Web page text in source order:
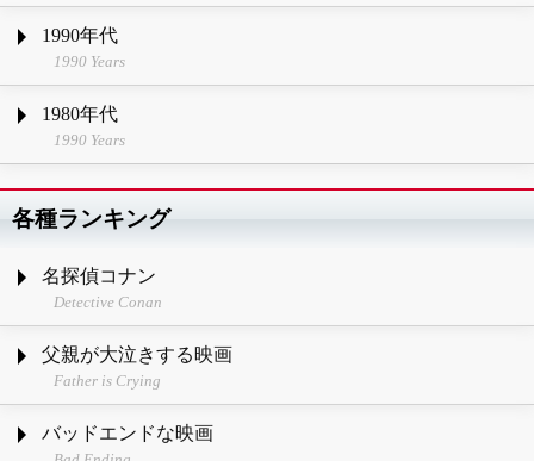
1990年代
1990 Years
1980年代
1990 Years
各種ランキング
名探偵コナン
Detective Conan
父親が大泣きする映画
Father is Crying
バッドエンドな映画